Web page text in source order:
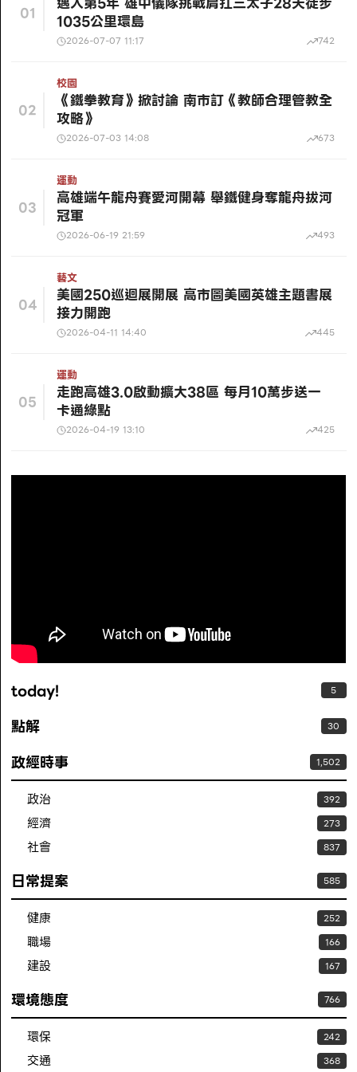
01
1035公里環島
2026-07-07 11:17 742
02
校園
《鐵拳教育》掀討論 南市訂《教師合理管教全
攻略》
2026-07-03 14:08 673
03
運動
高雄端午龍舟賽愛河開幕 舉鐵健身奪龍舟拔河
冠軍
2026-06-19 21:59 493
04
藝文
美國250巡迴展開展 高市圖美國英雄主題書展
接力開跑
2026-04-11 14:40 445
05
運動
走跑高雄3.0啟動擴大38區 每月10萬步送一
卡通綠點
2026-04-19 13:10 425
today! 5
點解 30
政經時事 1,502
政治 392
經濟 273
社會 837
日常提案 585
健康 252
職場 166
建設 167
環境態度 766
環保 242
交通 368